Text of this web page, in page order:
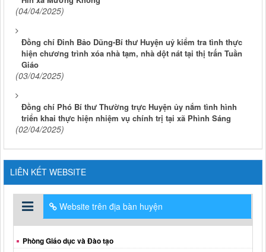
(04/04/2025)
Đồng chí Đinh Bảo Dũng-Bí thư Huyện uỷ kiểm tra tình thực
hiện chương trình xóa nhà tạm, nhà dột nát tại thị trấn Tuần
Giáo
(03/04/2025)
Đồng chí Phó Bí thư Thường trực Huyện ủy nắm tình hình
triển khai thực hiện nhiệm vụ chính trị tại xã Phình Sáng
(02/04/2025)
LIÊN KẾT WEBSITE
Website trên địa bàn huyện
Phòng Giáo dục và Đào tạo